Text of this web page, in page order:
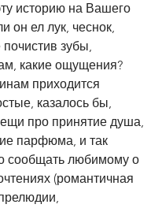
историю на Вашего
он ел лук, чеснок,
почистив зубы,
какие ощущения?
приходится
казалось бы,
про принятие душа,
парфюма, и так
сообщать любимому о
(романтичная